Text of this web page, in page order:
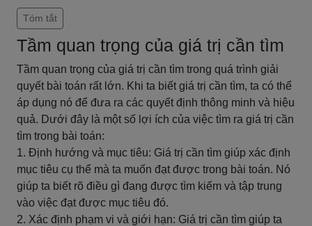
Tóm tắt
Tầm quan trọng của giá trị cần tìm
Tầm quan trọng của giá trị cần tìm trong quá trình giải
quyết bài toán rất lớn. Khi ta biết giá trị cần tìm, ta có thể
áp dụng nó để đưa ra các quyết định thông minh và hiệu
quả. Dưới đây là một số lợi ích của việc tìm ra giá trị cần
tìm trong bài toán:
1. Định hướng và mục tiêu: Giá trị cần tìm giúp xác định
mục tiêu cụ thể mà ta muốn đạt được trong bài toán. Nó
giúp ta biết rõ điều gì đang được tìm kiếm và tập trung
vào việc đạt được mục tiêu đó.
2. Xác định phạm vi và giới hạn: Giá trị cần tìm giúp ta